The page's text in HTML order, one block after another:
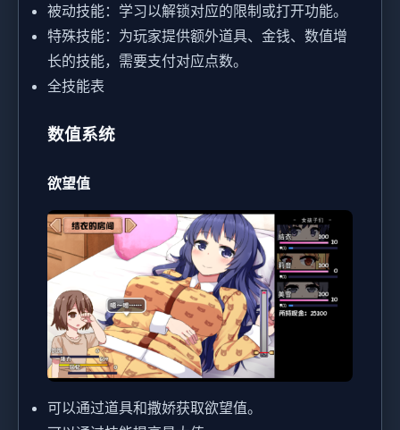
被动技能：学习以解锁对应的限制或打开功能。
特殊技能：为玩家提供额外道具、金钱、数值增
长的技能，需要支付对应点数。
全技能表
数值系统
欲望值
可以通过道具和撒娇获取欲望值。